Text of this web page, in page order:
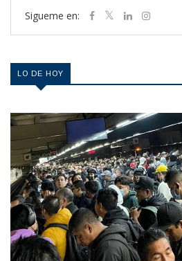
Sigueme en:
LO DE HOY